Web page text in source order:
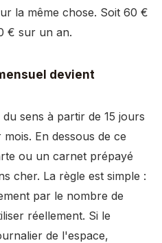
la même chose. Soit 60 €
€ sur un an.
devient
sens à partir de 15 jours
En dessous de ce
ou un carnet prépayé
cher. La règle est simple :
par le nombre de
réellement. Si le
de l'espace,